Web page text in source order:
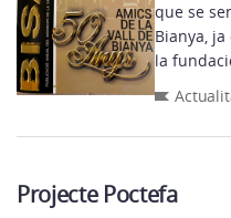
que se
Bianya,
la
Projecte Poctefa